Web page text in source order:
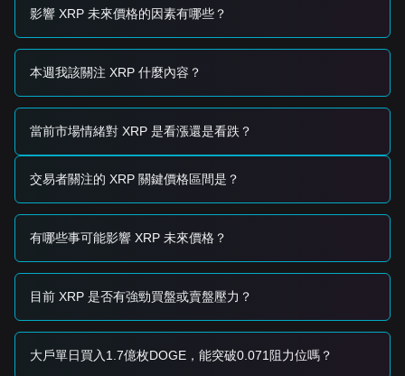
交易信號
潛在買入區
能提供短線買入機會。
• 若 XRP 價格能以顯著成交量成功突破$1.12，可能確認趨勢
反轉，並作為右側進場的信號。
風險情境
買入策略
依據目前的市場結構，分析師建議採用以下策略：
• 等待價格在$1.11阻力位（50 日 EMA）上有效企穩後，再
• 或者，若價格在$1.03支撐附近保持平穩且未進一步下破，
可考慮小規模累積。
趨勢型投資人
• 若價格突破$1.12壁壘，可能形成新的上行趨勢。下一個目
• 在 $1.00 關口下方設置較緊的停損，以控管下行風險。
影響 XRP 未來價格的因素有哪些？
本週我該關注 XRP 什麼內容？
當前市場情緒對 XRP 是看漲還是看跌？
交易者關注的 XRP 關鍵價格區間是？
有哪些事可能影響 XRP 未來價格？
目前 XRP 是否有強勁買盤或賣盤壓力？
大戶單日買入1.7億枚DOGE，能突破0.071阻力位嗎？